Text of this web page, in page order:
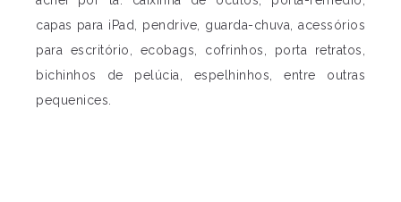
capas para iPad, pendrive, guarda-chuva, acessórios
para escritório, ecobags, cofrinhos, porta retratos,
bichinhos de pelúcia, espelhinhos, entre outras
pequenices.